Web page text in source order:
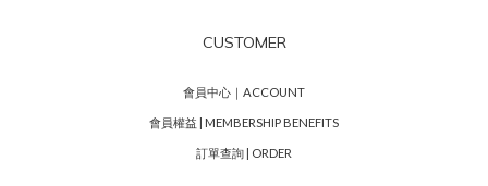
CUSTOMER
會員中心｜ACCOUNT
會員權益 | MEMBERSHIP BENEFITS
訂單查詢 | ORDER